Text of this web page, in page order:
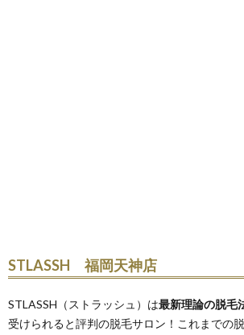
STLASSH 福岡天神店
STLASSH（ストラッシュ）は最新理論の脱毛
受けられると評判の脱毛サロン！これまでの